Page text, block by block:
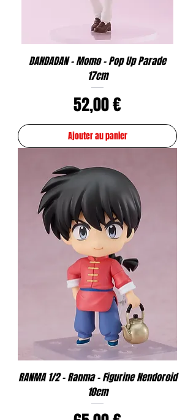
DANDADAN - Momo - Pop Up Parade
17cm
Prix
52,00 €
Ajouter au panier
RANMA 1/2 - Ranma - Figurine Nendoroid
10cm